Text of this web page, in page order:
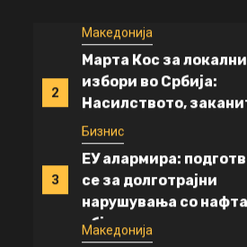
2
Македонија
Марта Кос за
избори во Србија:
Насилството,
неправилностите се
неприфатливи
3
Бизнис
ЕУ алармира:
се за долготрајни
нарушувања со
објави
Македонија